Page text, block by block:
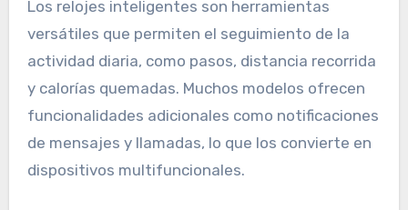
Los relojes inteligentes son herramientas
versátiles que permiten el seguimiento de la
actividad diaria, como pasos, distancia recorrida
y calorías quemadas. Muchos modelos ofrecen
funcionalidades adicionales como notificaciones
de mensajes y llamadas, lo que los convierte en
dispositivos multifuncionales.